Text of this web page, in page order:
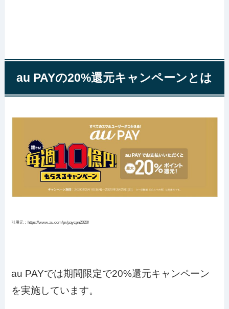
au PAYの20%還元キャンペーンとは
引用元：https://www.au.com/pr/paycpn2020/
au PAYでは期間限定で20%還元キャンペーン
を実施しています。